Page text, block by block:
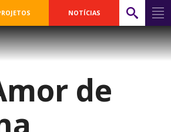
NOTÍCIAS
de